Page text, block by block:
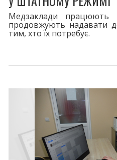
Медзаклади працюють
продовжують надавати
тим, хто їх потребує.